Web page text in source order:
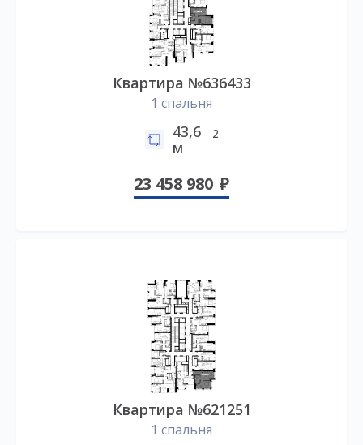
Квартира №636433
1 спальня
43,6
м
2
23 458 980
Квартира №621251
1 спальня